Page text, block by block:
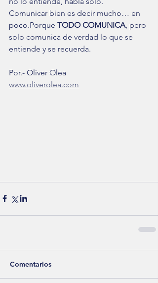
Comunicar bien es decir mucho… en
poco.Porque TODO COMUNICA, pero
solo comunica de verdad lo que se
entiende y se recuerda.
Por.- Oliver Olea
www.oliverolea.com
Comentarios